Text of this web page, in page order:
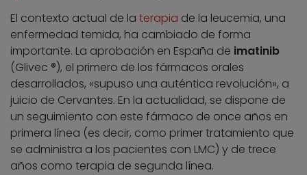
El contexto actual de la terapia de la leucemia, una
enfermedad temida, ha cambiado de forma
importante. La aprobación en España de imatinib
(Glivec ®), el primero de los fármacos orales
desarrollados, «supuso una auténtica revolución», a
juicio de Cervantes. En la actualidad, se dispone de
un seguimiento con este fármaco de once años en
primera línea (es decir, como primer tratamiento que
se administra a los pacientes con LMC) y de trece
años como terapia de segunda línea.